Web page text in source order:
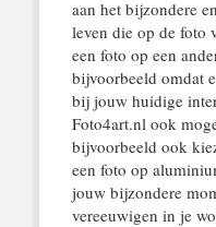
aan het bijzondere
leven die op de foto
een foto op een
bijvoorbeeld omdat
bij jouw huidige
Foto4art.nl ook
bijvoorbeeld ook
een foto op
jouw bijzondere
vereeuwigen in je